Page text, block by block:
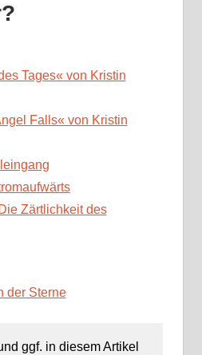
Tages« von Kristin
Falls« von Kristin
Zärtlichkeit des
ggf. in diesem Artikel